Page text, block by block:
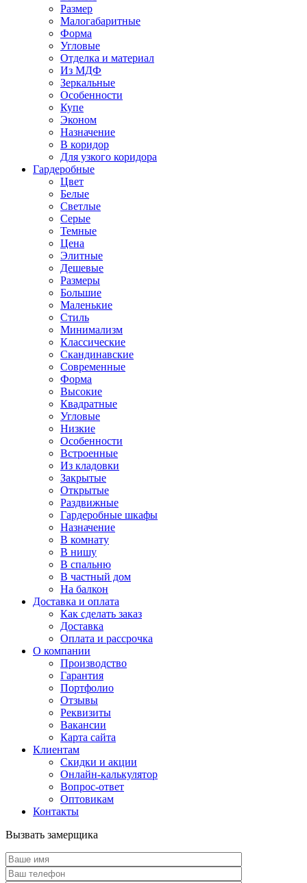
Размер
Малогабаритные
Форма
Угловые
Отделка и материал
Из МДФ
Зеркальные
Особенности
Купе
Эконом
Назначение
В коридор
Для узкого коридора
Гардеробные
Цвет
Белые
Светлые
Серые
Темные
Цена
Элитные
Дешевые
Размеры
Большие
Маленькие
Стиль
Минимализм
Классические
Скандинавские
Современные
Форма
Высокие
Квадратные
Угловые
Низкие
Особенности
Встроенные
Из кладовки
Закрытые
Открытые
Раздвижные
Гардеробные шкафы
Назначение
В комнату
В нишу
В спальню
В частный дом
На балкон
Доставка и оплата
Как сделать заказ
Доставка
Оплата и рассрочка
О компании
Производство
Гарантия
Портфолио
Отзывы
Реквизиты
Вакансии
Карта сайта
Клиентам
Скидки и акции
Онлайн-калькулятор
Вопрос-ответ
Оптовикам
Контакты
Вызвать замерщика